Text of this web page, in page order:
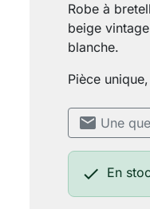
Robe à
beige
blanche.
Pièce
mail Une
 En